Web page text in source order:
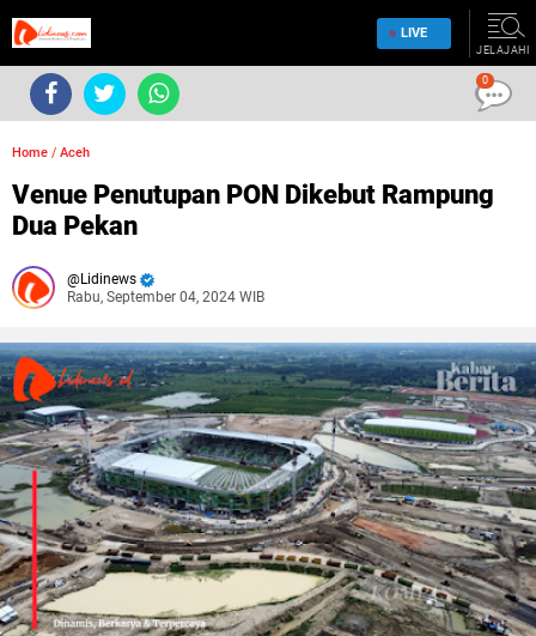
LIVE
JELAJAHI
Home / Aceh
Venue Penutupan PON Dikebut Rampung
Dua Pekan
Lidinews
Rabu, September 04, 2024 WIB
0